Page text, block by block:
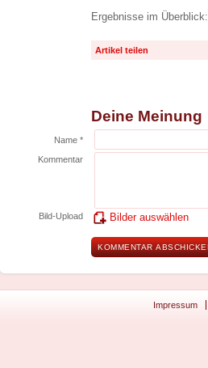
Ergebnisse im Überblick:
Artikel teilen
Deine Meinung
Name *
Kommentar
Bild-Upload Bilder auswählen
Impressum